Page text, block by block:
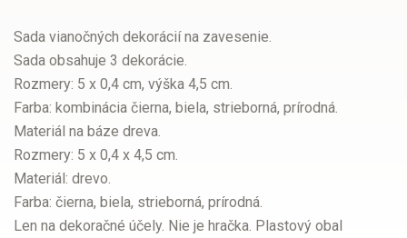
Sada vianočných dekorácií na zavesenie.
Sada obsahuje 3 dekorácie.
Rozmery: 5 x 0,4 cm, výška 4,5 cm.
Farba: kombinácia čierna, biela, strieborná, prírodná.
Materiál na báze dreva.
Rozmery: 5 x 0,4 x 4,5 cm.
Materiál: drevo.
Farba: čierna, biela, strieborná, prírodná.
Len na dekoračné účely. Nie je hračka. Plastový obal